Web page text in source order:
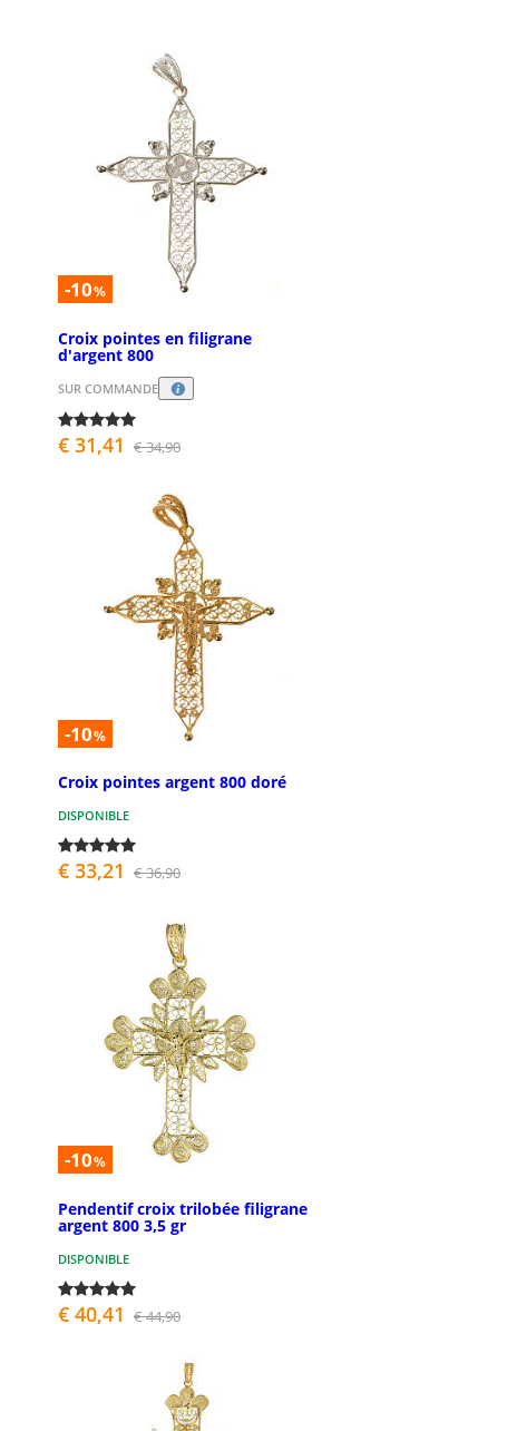
-10%
Croix pointes en filigrane
d'argent 800
SUR COMMANDE
€ 31,41 € 34,90
-10%
Croix pointes argent 800 doré
DISPONIBLE
€ 33,21 € 36,90
-10%
Pendentif croix trilobée filigrane
argent 800 3,5 gr
DISPONIBLE
€ 40,41 € 44,90